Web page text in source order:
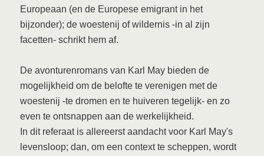
Europeaan (en de Europese emigrant in het
bijzonder); de woestenij of wildernis -in al zijn
facetten- schrikt hem af.
De avonturenromans van Karl May bieden de
mogelijkheid om de belofte te verenigen met de
woestenij -te dromen en te huiveren tegelijk- en zo
even te ontsnappen aan de werkelijkheid.
In dit referaat is allereerst aandacht voor Karl May's
levensloop; dan, om een context te scheppen, wordt